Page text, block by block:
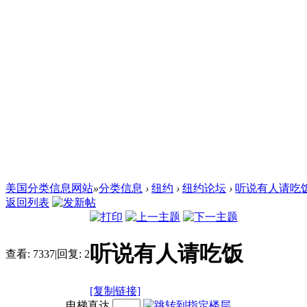
美国分类信息网站»分类信息 › 纽约 › 纽约论坛 › 听说有人请吃
返回列表
查看: 7337|回复: 2听说有人请吃饭
[复制链接]